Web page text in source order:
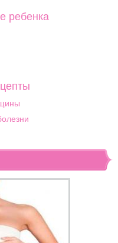
ребенка